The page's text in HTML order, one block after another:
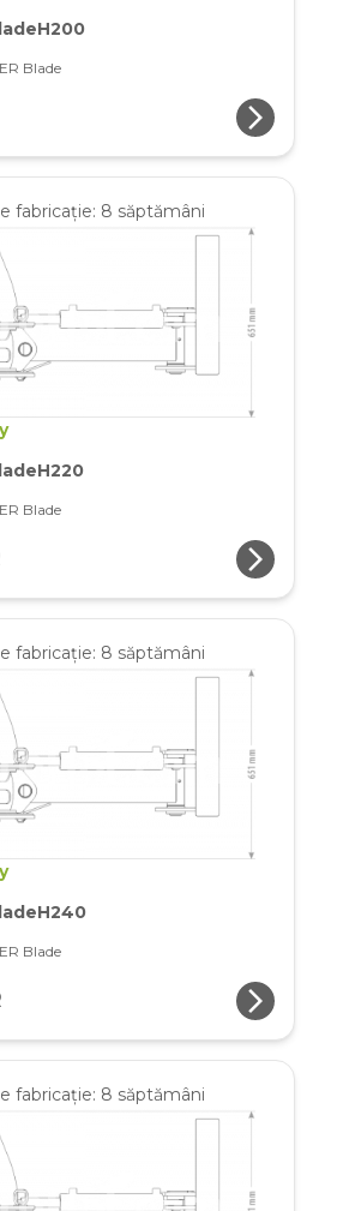
Blade
arrow_forward_ios
fabricație: 8 săptămâni
Blade
arrow_forward_ios
fabricație: 8 săptămâni
Blade
arrow_forward_ios
fabricație: 8 săptămâni